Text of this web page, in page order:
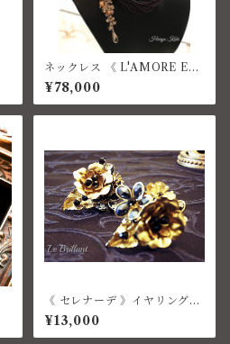
ネックレス 《 L'AMORE ET
ERNO 》コスチュームジュエ
リー
¥78,000
《 セレナーデ 》イヤリング
コスチュームジュエリー
¥13,000